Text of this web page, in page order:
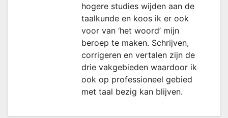
hogere studies wijden aan de
taalkunde en koos ik er ook
voor van ‘het woord’ mijn
beroep te maken. Schrijven,
corrigeren en vertalen zijn de
drie vakgebieden waardoor ik
ook op professioneel gebied
met taal bezig kan blijven.